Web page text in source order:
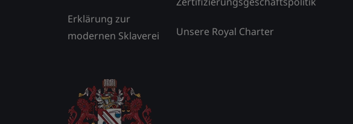
Erklärung zur
modernen Sklaverei
Unsere Royal Charter